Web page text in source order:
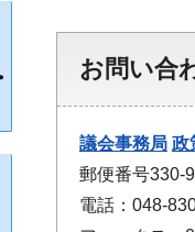
お問い合
議会事務局 政
郵便番号330-
電話：048-